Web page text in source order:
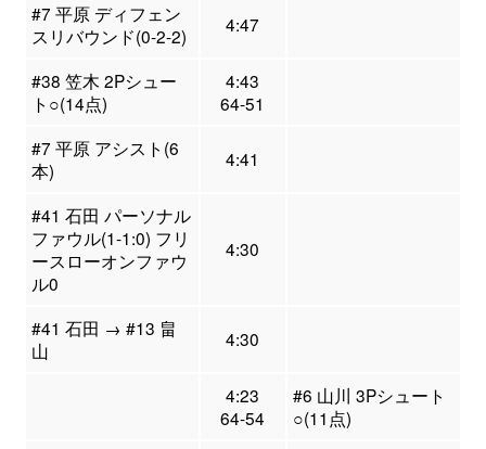
#7 平原 ディフェン
スリバウンド(0-2-2)
4:47
#38 笠木 2Pシュー
ト○(14点)
4:43
64-51
#7 平原 アシスト(6
本)
4:41
#41 石田 パーソナル
ファウル(1-1:0) フリ
ースローオンファウ
ル0
4:30
#41 石田 → #13 畠
山
4:30
4:23
64-54
#6 山川 3Pシュート
○(11点)